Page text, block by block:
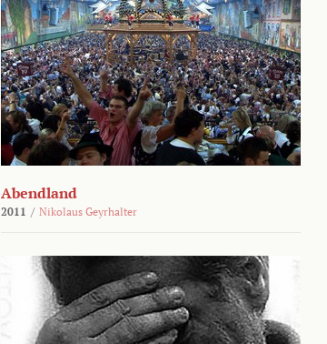
Abendland
2011 / Nikolaus Geyrhalter